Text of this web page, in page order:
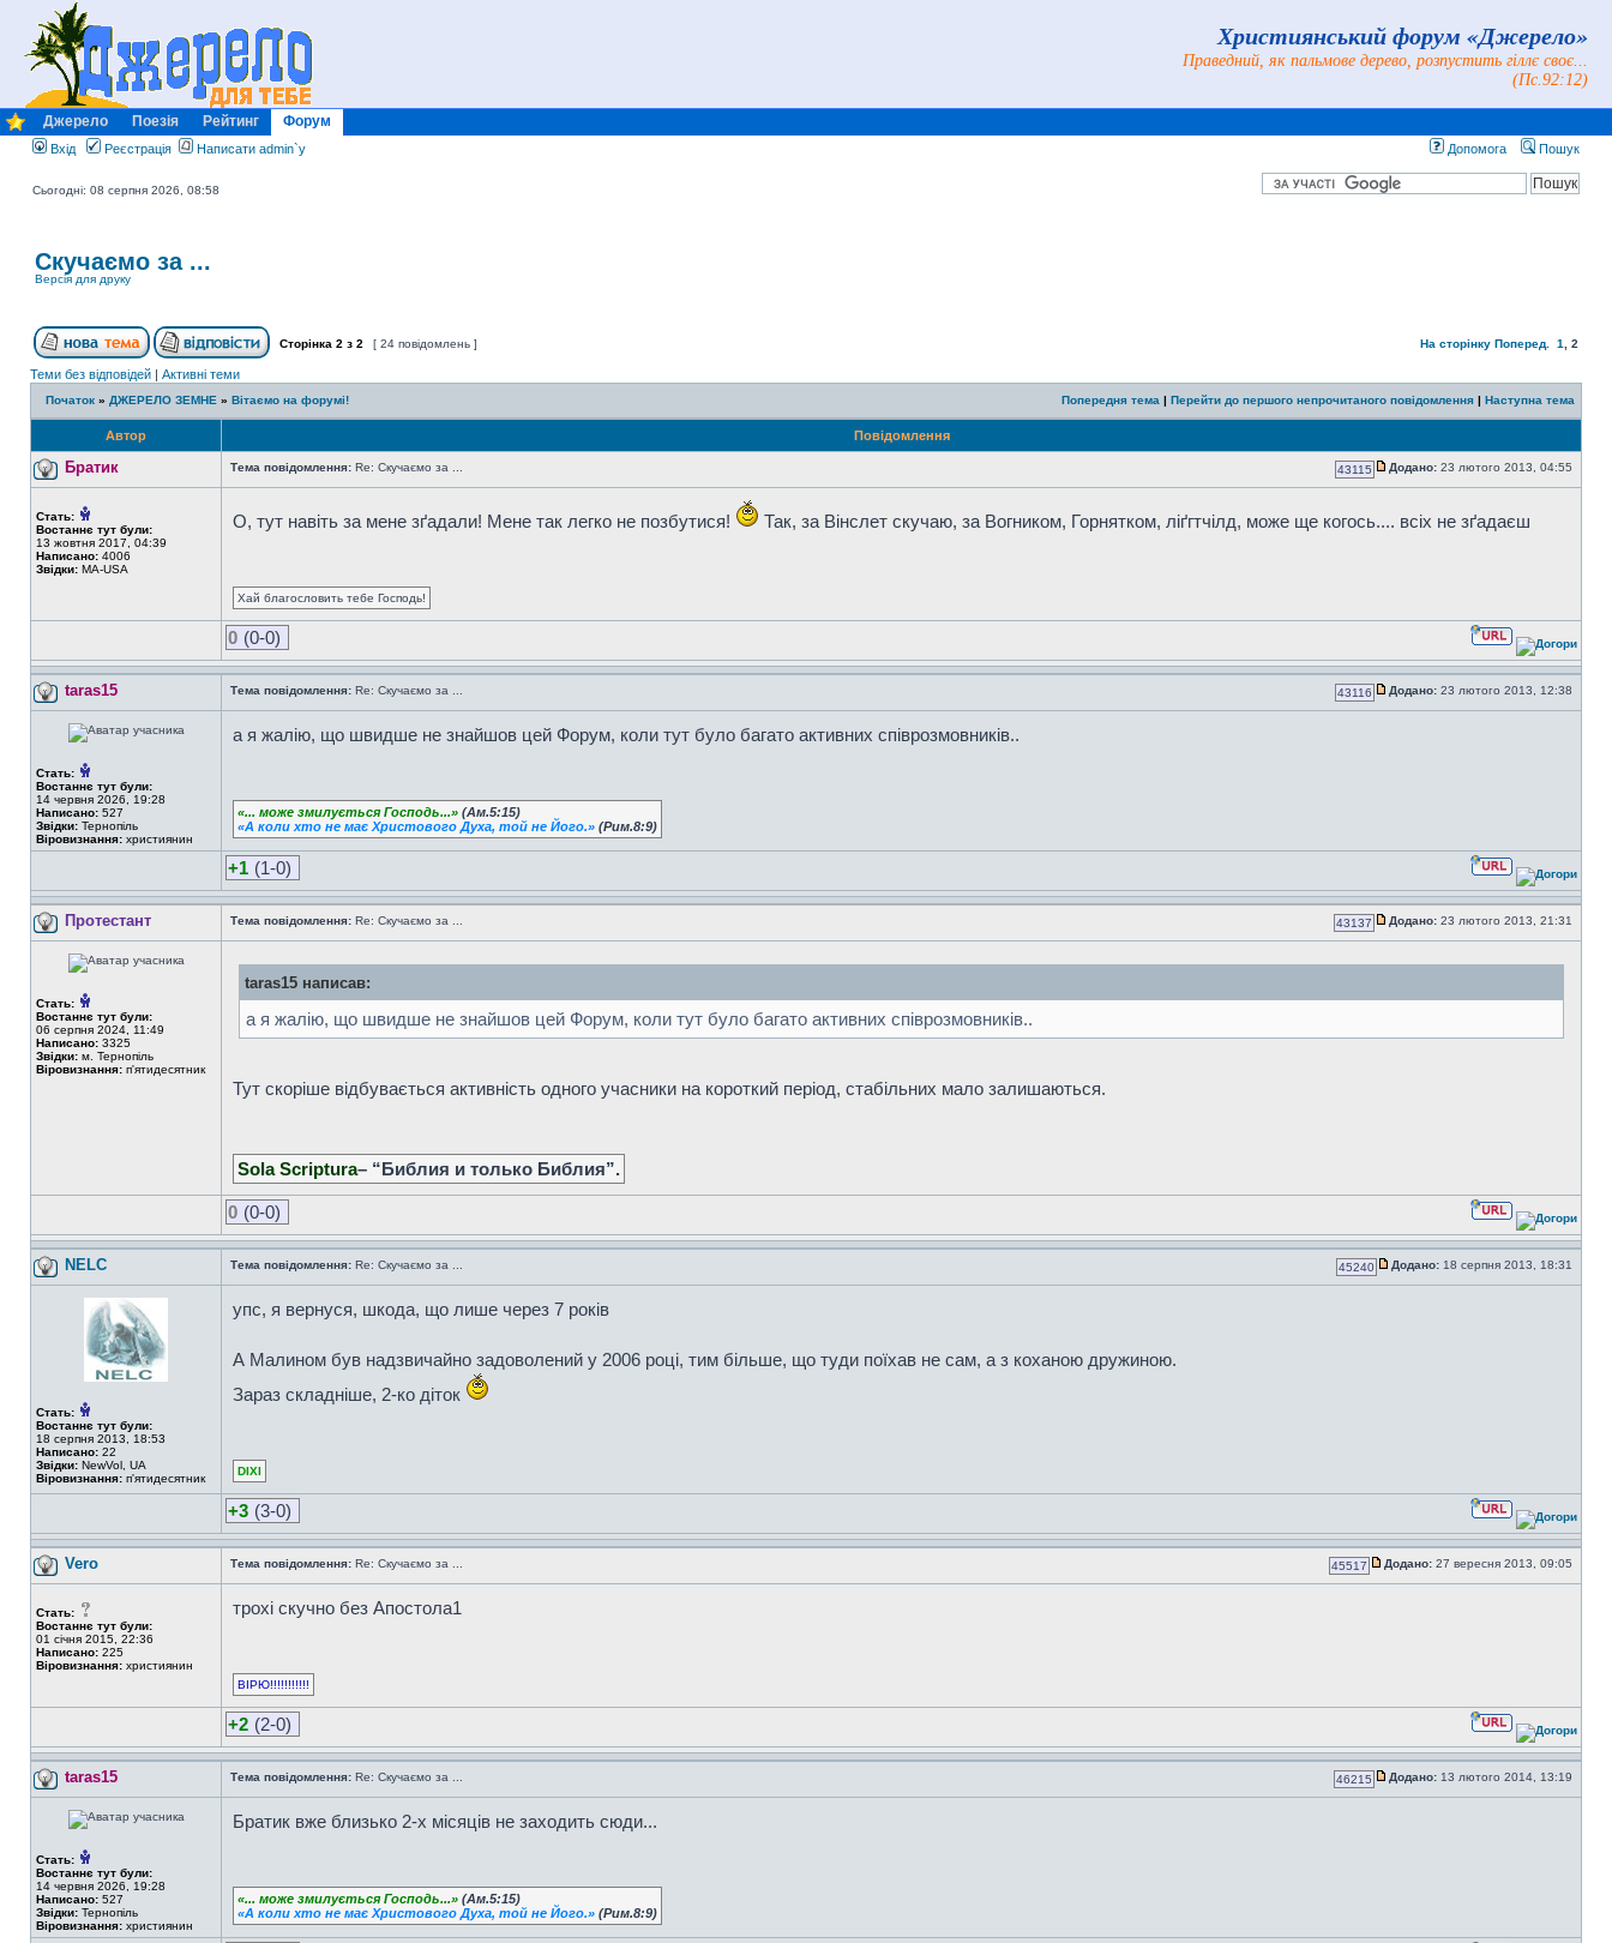
Християнський форум «Джерело»
Праведний, як пальмове дерево, розпустить гіллє своє...
(Пс.92:12)
Джерело Поезія Рейтинг Форум
Вхід Реєстрація Написати admin`у Допомога Пошук
Сьогодні: 08 серпня 2026, 08:58
Скучаємо за ...
Версія для друку
Сторінка 2 з 2 [ 24 повідомлень ] На сторінку Поперед. 1 2
Теми без відповідей | Активні теми
Початок » ДЖЕРЕЛО ЗЕМНЕ » Вітаємо на форумі! Попередня тема | Перейти до першого непрочитаного повідомлення | Наступна тема
Автор Повідомлення
Братик Тема повідомлення: Re: Скучаємо за ... 43115 Додано: 23 лютого 2013, 04:55
Стать:
Востаннє тут були:
13 жовтня 2017, 04:39
Написано: 4006
Звідки: MA-USA
О, тут навіть за мене зґадали! Мене так легко не позбутися! Так, за Вінслет скучаю, за Вогником, Горнятком, ліґгтчілд, може ще когось.... всіх не зґадаєш
Хай благословить тебе Господь!
0 (0-0)
taras15 Тема повідомлення: Re: Скучаємо за ... 43116 Додано: 23 лютого 2013, 12:38
Стать:
Востаннє тут були:
14 червня 2026, 19:28
Написано: 527
Звідки: Тернопіль
Віровизнання: християнин
а я жалію, що швидше не знайшов цей Форум, коли тут було багато активних співрозмовників..
«... може змилується Господь...» (Ам.5:15)
«А коли хто не має Христового Духа, той не Його.» (Рим.8:9)
+1 (1-0)
Протестант Тема повідомлення: Re: Скучаємо за ... 43137 Додано: 23 лютого 2013, 21:31
Стать:
Востаннє тут були:
06 серпня 2024, 11:49
Написано: 3325
Звідки: м. Тернопіль
Віровизнання: п'ятидесятник
taras15 написав:
а я жалію, що швидше не знайшов цей Форум, коли тут було багато активних співрозмовників..
Тут скоріше відбувається активність одного учасники на короткий період, стабільних мало залишаються.
Sola Scriptura– “Библия и только Библия”.
0 (0-0)
NELC Тема повідомлення: Re: Скучаємо за ... 45240 Додано: 18 серпня 2013, 18:31
Стать:
Востаннє тут були:
18 серпня 2013, 18:53
Написано: 22
Звідки: NewVol, UA
Віровизнання: п'ятидесятник
упс, я вернуся, шкода, що лише через 7 років
А Малином був надзвичайно задоволений у 2006 році, тим більше, що туди поїхав не сам, а з коханою дружиною.
Зараз складніше, 2-ко діток
DIXI
+3 (3-0)
Vero Тема повідомлення: Re: Скучаємо за ... 45517 Додано: 27 вересня 2013, 09:05
Стать:
Востаннє тут були:
01 січня 2015, 22:36
Написано: 225
Віровизнання: християнин
трохі скучно без Апостола1
ВІРЮ!!!!!!!!!!!
+2 (2-0)
taras15 Тема повідомлення: Re: Скучаємо за ... 46215 Додано: 13 лютого 2014, 13:19
Стать:
Востаннє тут були:
14 червня 2026, 19:28
Написано: 527
Звідки: Тернопіль
Віровизнання: християнин
Братик вже близько 2-х місяців не заходить сюди...
«... може змилується Господь...» (Ам.5:15)
«А коли хто не має Христового Духа, той не Його.» (Рим.8:9)